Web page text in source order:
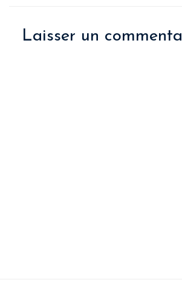
Laisser un